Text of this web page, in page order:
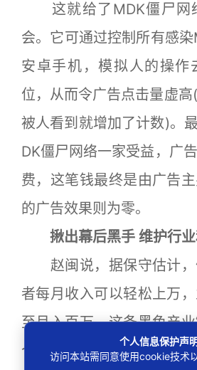
这就给了MDK僵尸网
会。它可通过控制所有感
安卓手机，模拟人的操作
位，从而令广告点击量虚
被人看到就增加了计数)。
DK僵尸网络一家受益，广
费，这笔钱最终是由广告
的广告效果则为零。
揪出幕后黑手 维护行
赵闽说，据保守估计，
者每月收入可以轻松上万
至月入百万。这条黑色产
个移动互联网行业的蛀虫。
个人信息保护声
访问本站需同意使用cookie技术